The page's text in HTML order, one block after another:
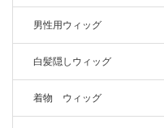
男性用ウィッグ
白髪隠しウィッグ
着物 ウィッグ